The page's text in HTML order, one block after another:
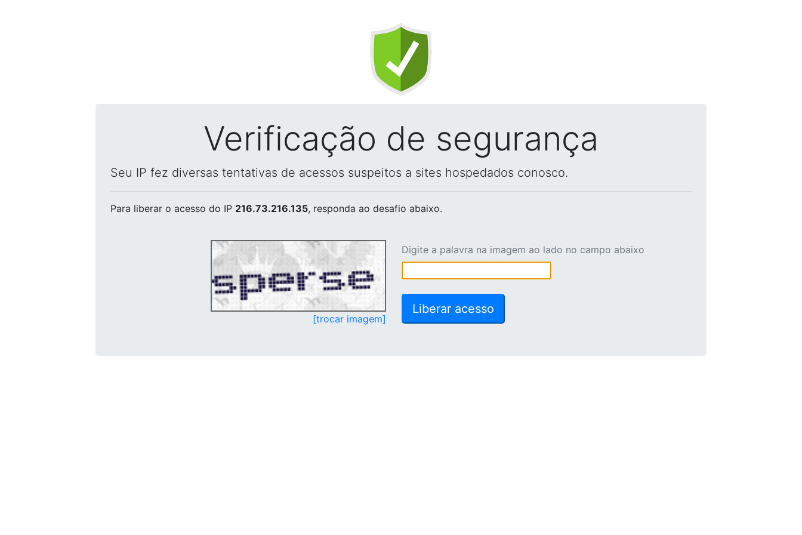
Verificação de segurança
Seu IP fez diversas tentativas de acessos suspeitos a sites hospedados conosco.
Para liberar o acesso do IP 216.73.216.135, responda ao desafio abaixo.
[trocar imagem]
Digite a palavra na imagem ao lado no campo abaixo